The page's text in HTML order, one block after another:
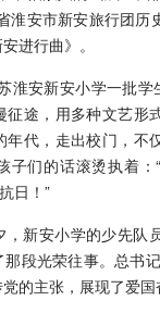
安市新安旅行团历
进行曲》。
淮安新安小学一批学
征途，用多种文艺形
年代，走出校门，不
子们的话滚烫执着：
日！”
，新安小学的少先队
段光荣往事。总书
的主张，展现了爱国